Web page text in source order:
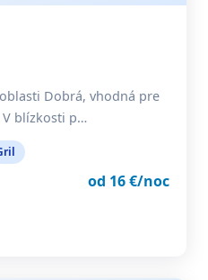
Dobrá, vhodná pre
V blízkosti p…
od 16 €/noc